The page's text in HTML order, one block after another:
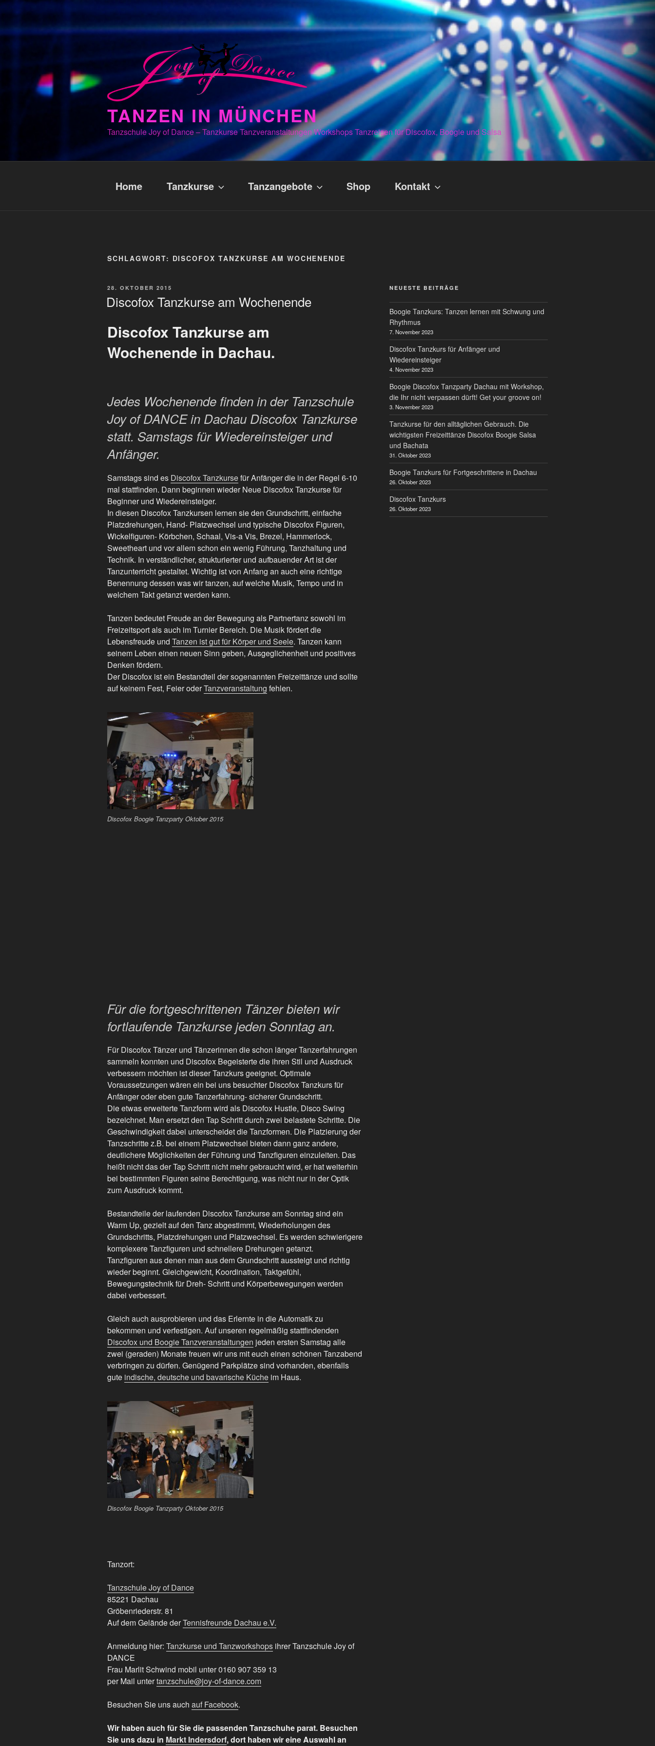
Zum
Inhalt
springen
TANZEN IN MÜNCHEN
Tanzschule Joy of Dance – Tanzkurse Tanzveranstaltungen Workshops Tanzreisen für Discofox, Boogie und Salsa
Home Tanzkurse Tanzangebote Shop Kontakt
SCHLAGWORT: DISCOFOX TANZKURSE AM WOCHENENDE
VERÖFFENTLICHT
28. OKTOBER 2015
Discofox Tanzkurse am Wochenende
Discofox Tanzkurse am
Wochenende in Dachau.
Jedes Wochenende finden in der Tanzschule
Joy of DANCE in Dachau Discofox Tanzkurse
statt. Samstags für Wiedereinsteiger und
Anfänger.
Samstags sind es Discofox Tanzkursefür Anfänger die in der Regel 6-10
mal stattfinden. Dann beginnen wieder Neue Discofox Tanzkurse für
Beginner und Wiedereinsteiger.
In diesen Discofox Tanzkursen lernen sie den Grundschritt, einfache
Platzdrehungen, Hand- Platzwechsel und typische Discofox Figuren,
Wickelfiguren- Körbchen, Schaal, Vis-a Vis, Brezel, Hammerlock,
Sweetheart und vor allem schon ein wenig Führung, Tanzhaltung und
Technik. In verständlicher, strukturierter und aufbauender Art ist der
Tanzunterricht gestaltet. Wichtig ist von Anfang an auch eine richtige
Benennung dessen was wir tanzen, auf welche Musik, Tempo und in
welchem Takt getanzt werden kann.
Tanzen bedeutet Freude an der Bewegung als Partnertanz sowohl im
Freizeitsport als auch im Turnier Bereich. Die Musik fördert die
Lebensfreude und Tanzen ist gut für Körper und Seele. Tanzen kann
seinem Leben einen neuen Sinn geben, Ausgeglichenheit und positives
Denken fördern.
Der Discofox ist ein Bestandteil der sogenannten Freizeittänze und sollte
auf keinem Fest, Feier oderTanzveranstaltung fehlen.
Discofox Boogie Tanzparty Oktober 2015
Für die fortgeschrittenen Tänzer bieten wir
fortlaufende Tanzkurse jeden Sonntag an.
Für Discofox Tänzer und Tänzerinnen die schon länger Tanzerfahrungen
sammeln konnten und Discofox Begeisterte die ihren Stil und Ausdruck
verbessern möchten ist dieser Tanzkurs geeignet. Optimale
Voraussetzungen wären ein bei uns besuchter Discofox Tanzkurs für
Anfänger oder eben gute Tanzerfahrung- sicherer Grundschritt.
Die etwas erweiterte Tanzform wird als Discofox Hustle, Disco Swing
bezeichnet. Man ersetzt den Tap Schritt durch zwei belastete Schritte. Die
Geschwindigkeit dabei unterscheidet die Tanzformen. Die Platzierung der
Tanzschritte z.B. bei einem Platzwechsel bieten dann ganz andere,
deutlichere Möglichkeiten der Führung und Tanzfiguren einzuleiten. Das
heißt nicht das der Tap Schritt nicht mehr gebraucht wird, er hat weiterhin
bei bestimmten Figuren seine Berechtigung, was nicht nur in der Optik
zum Ausdruck kommt.
Bestandteile der laufenden Discofox Tanzkurse am Sonntag sind ein
Warm Up, gezielt auf den Tanz abgestimmt, Wiederholungen des
Grundschritts, Platzdrehungen und Platzwechsel. Es werden schwierigere
komplexere Tanzfiguren und schnellere Drehungen getanzt.
Tanzfiguren aus denen man aus dem Grundschritt aussteigt und richtig
wieder beginnt. Gleichgewicht, Koordination, Taktgefühl,
Bewegungstechnik für Dreh- Schritt und Körperbewegungen werden
dabei verbessert.
Gleich auch ausprobieren und das Erlernte in die Automatik zu
bekommen und verfestigen. Auf unseren regelmäßig stattfindenden
Discofox und Boogie Tanzveranstaltungen jeden ersten Samstag alle
zwei (geraden) Monate freuen wir uns mit euch einen schönen Tanzabend
verbringen zu dürfen. Genügend Parkplätze sind vorhanden, ebenfalls
gute indische, deutsche und bavarische Küche im Haus.
Discofox Boogie Tanzparty Oktober 2015
Tanzort:
Tanzschule Joy of Dance
85221 Dachau
Gröbenriederstr. 81
Auf dem Gelände derTennisfreunde Dachau e.V.
Anmeldung hier: Tanzkurse und Tanzworkshops ihrer Tanzschule Joy of
DANCE
Frau Marlit Schwind mobil unter 0160 907 359 13
per Mail untertanzschule@joy-of-dance.com
Besuchen Sie uns auch auf Facebook.
Wir haben auch für Sie die passenden Tanzschuhe parat. Besuchen
Sie uns dazu in Markt Indersdorf, dort haben wir eine Auswahl an
NEUESTE BEITRÄGE
Boogie Tanzkurs: Tanzen lernen mit Schwung und
Rhythmus
7. November 2023
Discofox Tanzkurs für Anfänger und
Wiedereinsteiger
4. November 2023
Boogie Discofox Tanzparty Dachau mit Workshop,
die Ihr nicht verpassen dürft! Get your groove on!
3. November 2023
Tanzkurse für den alltäglichen Gebrauch. Die
wichtigsten Freizeittänze Discofox Boogie Salsa
und Bachata
31. Oktober 2023
Boogie Tanzkurs für Fortgeschrittene in Dachau
26. Oktober 2023
Discofox Tanzkurs
26. Oktober 2023